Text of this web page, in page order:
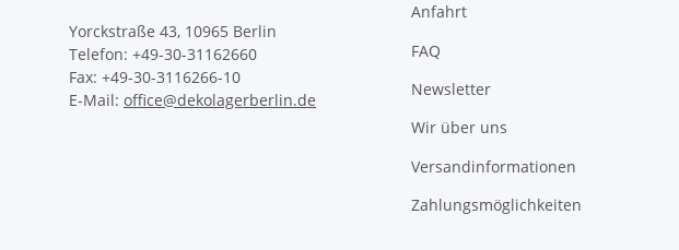
Yorckstraße 43, 10965 Berlin
Telefon: +49-30-31162660
Fax: +49-30-3116266-10
E-Mail: office@dekolagerberlin.de
Anfahrt
FAQ
Newsletter
Wir über uns
Versandinformationen
Zahlungsmöglichkeiten